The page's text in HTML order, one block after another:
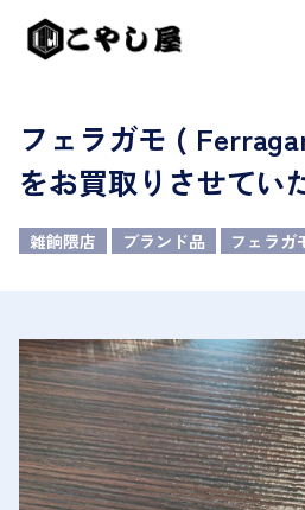
フェラガモ (
をお買取りさせてい
雑餉隈店 ブランド品 フェラガ